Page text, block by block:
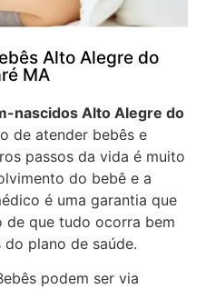
Alto Alegre do
MA
nascidos Alto Alegre do
de atender bebês e
passos da vida é muito
do bebê e a
é uma garantia que
que tudo ocorra bem
plano de saúde.
podem ser via